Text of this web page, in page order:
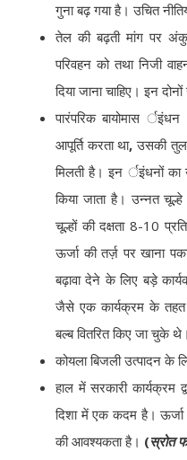
गुना बढ़ गया है। उचित
तेल की बढ़ती मांग पर
परिवहन को तथा निजी
दिया जाना चाहिए। इन
पारंपरिक बायोमास
आपूर्ति करता था,उसकी
मिलती है। इन र्इंधनों
किया जाता है। उन्नत
चूल्हों की दक्षता 8-10
ऊर्जा की तर्ज़ पर खाना
बढ़ावा देने के लिए बड़े
जैसे एक कार्यक्रम के
बल्ब वितरित किए जा चुके थे।
कोयला बिजली उत्पादन के
हाल में सरकारी कार्यक्रम
दिशा में एक कदम है। ऊर्जा
की आवश्यकता है। (स्रोत